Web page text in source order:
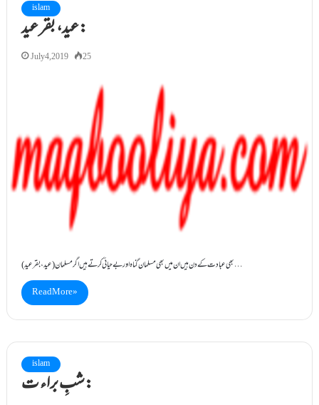
islam
عید، بقر عید:
July 4, 2019 25
(عید، بقر عید)بھی عبادت کے دن ہیں ان میں بھی مسلمان گناہ اور بے حیائی کرتے ہیں اگر مسلمان…
Read More »
islam
شبِ براء ت: